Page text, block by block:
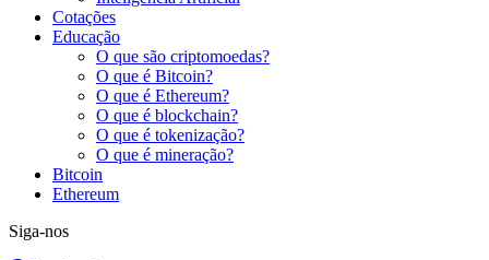
Cotações
Educação
O que são criptomoedas?
O que é Bitcoin?
O que é Ethereum?
O que é blockchain?
O que é tokenização?
O que é mineração?
Bitcoin
Ethereum
Siga-nos